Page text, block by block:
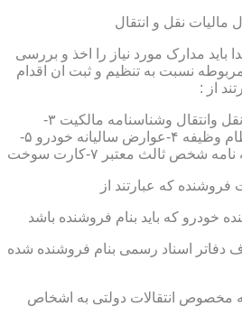
نقل و انتقال
باید مدارک مورد نیاز را اخذ و بررسی
نسبت به تنظیم و ثبت ان اقدام
از :
۱-مدارک مالکیت ۲-تائیدیه نقل وانتقال وشناسنامه مالکیت ۳-
مدارک هویتی وشخصی ونظام وظیفه ۴-عوارض سالیانه خودرو ۵-
خودرو که باید بنام فروشنده باشد
اسناد رسمی بنام فروشنده شده
مخصوص انتقالات دولتی به اشخاص